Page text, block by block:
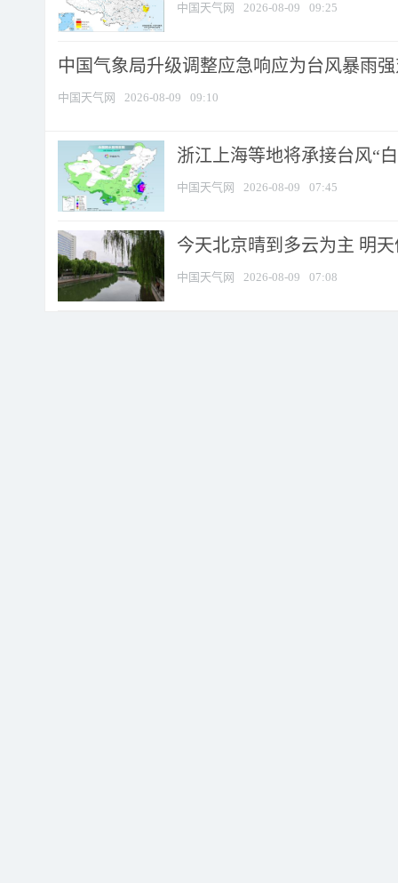
中国天气网 2026-08-09 09:25
中国气象局升级调整应急响应为台风暴雨
中国天气网 2026-08-09 09:10
浙江上海等地将承接台风“
中国天气网 2026-08-09 07:45
今天北京晴到多云为主 明
中国天气网 2026-08-09 07:08